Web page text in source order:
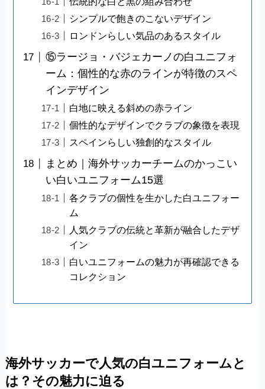
シンプルで飽きのこないデザイン
ロンドンらしい気品のあるスタイル
⑮ラージョ・バジェカーノの白ユニフォ
ーム：個性的な赤のラインが特徴のスペ
インデザイン
白地に映える斜めの赤ライン
個性的なデザインでクラブの象徴を表現
スペインらしい独創的なスタイル
まとめ｜海外サッカーチームのかっこい
い白いユニフォーム15選
各クラブの個性を生かした白ユニフォー
ム
人気クラブの伝統と革新が融合したデザ
イン
白いユニフォームの魅力が再確認できる
コレクション
海外サッカーで人気の白ユニフォームと
は？その魅力に迫る